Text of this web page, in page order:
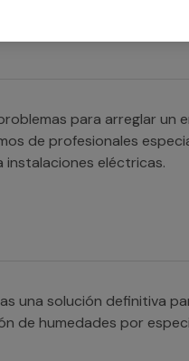
para arreglar un
de profesionales
instalaciones eléctricas.
una solución definitiva
de humedades por